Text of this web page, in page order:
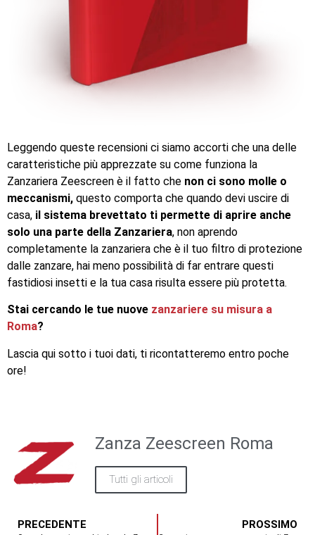
Leggendo queste recensioni ci siamo accorti che una delle
caratteristiche più apprezzate su come funziona la
Zanzariera Zeescreen è il fatto che non ci sono molle o
meccanismi, questo comporta che quando devi uscire di
casa, il sistema brevettato ti permette di aprire anche
solo una parte della Zanzariera, non aprendo
completamente la zanzariera che è il tuo filtro di protezione
dalle zanzare, hai meno possibilità di far entrare questi
fastidiosi insetti e la tua casa risulta essere più protetta.
Stai cercando le tue nuove zanzariere su misura a
Roma?
Lascia qui sotto i tuoi dati, ti ricontatteremo entro poche
ore!
Zanza Zeescreen Roma
Tutti gli articoli
PRECEDENTE PROSSIMO